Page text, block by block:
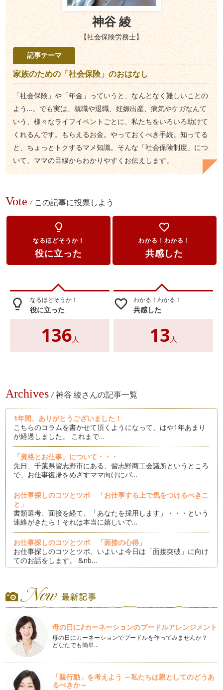
神谷 綾
【社会保険労務士】
記事テーマ
家族のための「社会保険」のおはなし
「社会保険」や「年金」っていうと、なんとなく難しいことの
よう…。でも実は、就職や退職、妊娠出産、病気やケガなんて
いう、様々なライフイベントごとに、私たちをいろいろ助けて
くれるんです。もらえるお金。やっておくべき手続。知ってる
と、ちょっとトクするマメ知識。そんな「社会保険制度」につ
いて、ママの目線からわかりやすくお伝えします。
Vote / この記事に投票しよう
lightbulb_outline
なるほどそうか！
役に立った
favorite_border
わかる！わかる！
共感した
lightbulb_outline なるほどそうか！
役に立った
136 人
favorite_border わかる！わかる！
共感した
13 人
Archives / 神谷 綾さんの記事一覧
1年間、ありがとうございました！
こちらのコラムを書かせて頂くようになって、はや1年あまり
が経過しました。 これまで…
「資格とお仕事」について・・・
先日、千葉県習志野市にある、習志野商工会議所というところ
で、お仕事復帰をめざすママ向けにパ…
お仕事探しのコツとツボ 「お仕事する上で気をつけるべきこ
と」
書類選考、面接を経て、「あなたを採用します」・・・という
連絡がきたら！それは本当に嬉しいで…
お仕事探しのコツとツボ 「面接の心得」
お仕事探しのコツとツボ、いよいよ今日は「面接突破」に向け
てのお話をします。 &nb…
う！」
前回までに、お仕事復帰のための「自己分析」や、お仕事に求
める条件などをはっきりさせることの…
お仕事探しのコツとツボ「雇用する側の視点に立とう！」
お仕事復帰を考えるママのための、ちょっとしたコツをお伝え
するお話、今日は３回目です。 …
お仕事復帰の前の「自己分析」のススメ②
「今年こそはお仕事復帰したい・・・」 そう考えるママのた
めの、お仕事選びのコツをお…
母の日に♪カーネーションのプードルアレンジメント
母の日にカーネーションでプードルを作ってみませんか？
どなたでも簡単…
「親行動」を考えよう ～私たちは親としてのどうあ
るべきか～